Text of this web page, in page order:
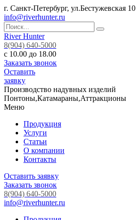
г. Санкт-Петербург, ул.Бестужевская 10
info@riverhunter.ru
River Hunter
8(904) 640-5000
с 10.00 до 18.00
Заказать звонок
Оставить
заявку
Производство надувных изделий
Понтоны,Катамараны,Аттракционы
Меню
Продукция
Услуги
Статьи
О компании
Контакты
Оставить заявку
Заказать звонок
8(904) 640-5000
info@riverhunter.ru